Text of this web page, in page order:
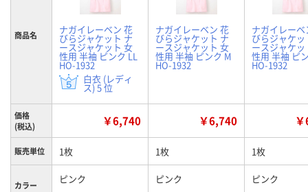
商品名 ナガイレーベン 花
びらジャケット ナ
ースジャケット 女
性用 半袖 ピンク LL
HO-1932
白衣 (レディ
ス) 5 位
ナガイレーベン 花
びらジャケット ナ
ースジャケット 女
性用 半袖 ピンク M
HO-1932
ナガイレーベ
びらジャケッ
ースジャケッ
性用 半袖 ピ
HO-1932
価格
(税込)
￥6,740 ￥6,740
販売単位 1枚 1枚 1枚
カラー ピンク ピンク ピンク